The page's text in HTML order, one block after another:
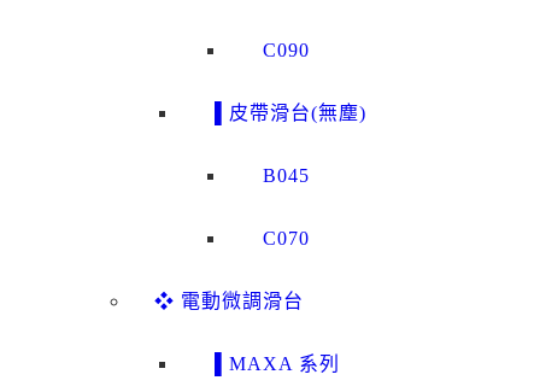
C090
▌皮帶滑台(無塵)
B045
C070
❖ 電動微調滑台
▌MAXA 系列